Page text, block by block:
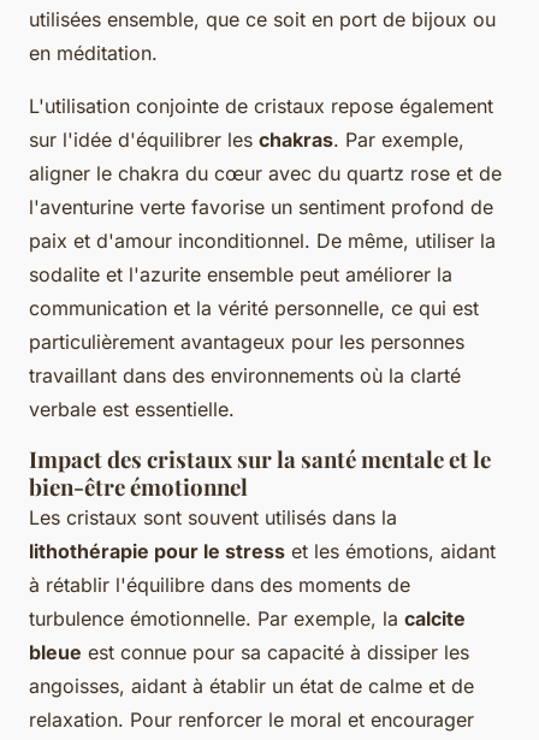
utilisées ensemble, que ce soit en port de bijoux ou
en méditation.
L'utilisation conjointe de cristaux repose également
sur l'idée d'équilibrer les chakras. Par exemple,
aligner le chakra du cœur avec du quartz rose et de
l'aventurine verte favorise un sentiment profond de
paix et d'amour inconditionnel. De même, utiliser la
sodalite et l'azurite ensemble peut améliorer la
communication et la vérité personnelle, ce qui est
particulièrement avantageux pour les personnes
travaillant dans des environnements où la clarté
verbale est essentielle.
Impact des cristaux sur la santé mentale et le
bien-être émotionnel
Les cristaux sont souvent utilisés dans la
lithothérapie pour le stress et les émotions, aidant
à rétablir l'équilibre dans des moments de
turbulence émotionnelle. Par exemple, la calcite
bleue est connue pour sa capacité à dissiper les
angoisses, aidant à établir un état de calme et de
relaxation. Pour renforcer le moral et encourager